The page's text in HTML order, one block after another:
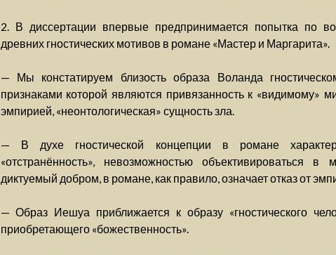
2. В диссертации впервые предпринимается попытка по
древних гностических мотивов в романе «Мастер и Маргарита».
— Мы констатируем близость образа Воланда
признаками которой являются привязанность к «видимому»
эмпирией, «неонтологическая» сущность зла.
— В духе гностической концепции в романе
«отстранённость», невозможностью объективироваться
диктуемый добром, в романе, как правило, означает отказ от
— Образ Иешуа приближается к образу «гностического
приобретающего «божественность».